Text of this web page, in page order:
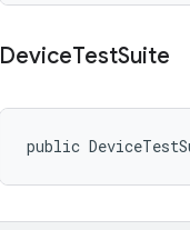
DeviceTestSuite
public